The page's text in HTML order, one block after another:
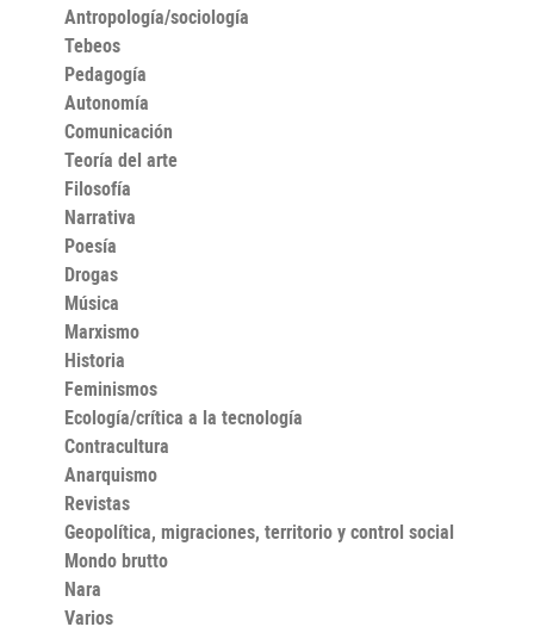
por los puertos de Yemen, Lamu o Mombasa,
reconstruye a través de sus voces la memoria de otro
tiempo, hecha de experiencias vitales, leyendas,
naufragios y relatos que resisten al olvido. Un viaje de
descubrimiento personal que entrelaza el diario de
ruta, las reflexiones íntimas del autor y una valiosa
documentación histórica con las fascinantes historias
orales de los últimos marinos del océano Índico. Una
de un mundo apenas desaparecido, porque, como dice
el autor: 'Por más que todo cambie, aún permanece la
memoria'.
Antropología/sociología
Tebeos
Pedagogía
Autonomía
Comunicación
Teoría del arte
Filosofía
Narrativa
Poesía
Drogas
Música
Marxismo
Historia
Feminismos
Ecología/crítica a la tecnología
Contracultura
Anarquismo
Revistas
Geopolítica, migraciones, territorio y control social
Mondo brutto
Nara
Varios